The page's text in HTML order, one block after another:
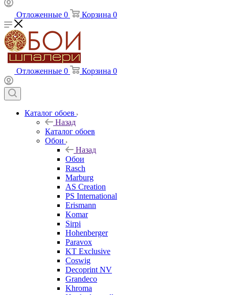
Отложенные 0 Корзина 0
Отложенные 0 Корзина 0
Каталог обоев
Назад
Каталог обоев
Обои
Назад
Обои
Rasch
Marburg
AS Creation
PS International
Erismann
Komar
Sirpi
Hohenberger
Paravox
KT Exclusive
Coswig
Decoprint NV
Grandeco
Khroma